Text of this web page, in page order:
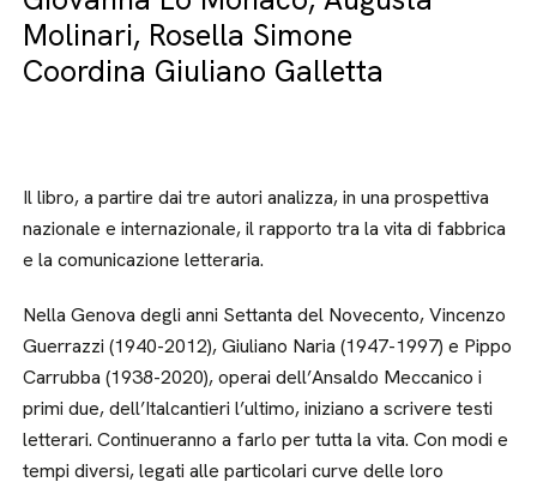
Molinari, Rosella Simone
Coordina Giuliano Galletta
Il libro, a partire dai tre autori analizza, in una prospettiva
nazionale e internazionale, il rapporto tra la vita di fabbrica
e la comunicazione letteraria.
Nella Genova degli anni Settanta del Novecento, Vincenzo
Guerrazzi (1940-2012), Giuliano Naria (1947-1997) e Pippo
Carrubba (1938-2020), operai dell’Ansaldo Meccanico i
primi due, dell’Italcantieri l’ultimo, iniziano a scrivere testi
letterari. Continueranno a farlo per tutta la vita. Con modi e
tempi diversi, legati alle particolari curve delle loro